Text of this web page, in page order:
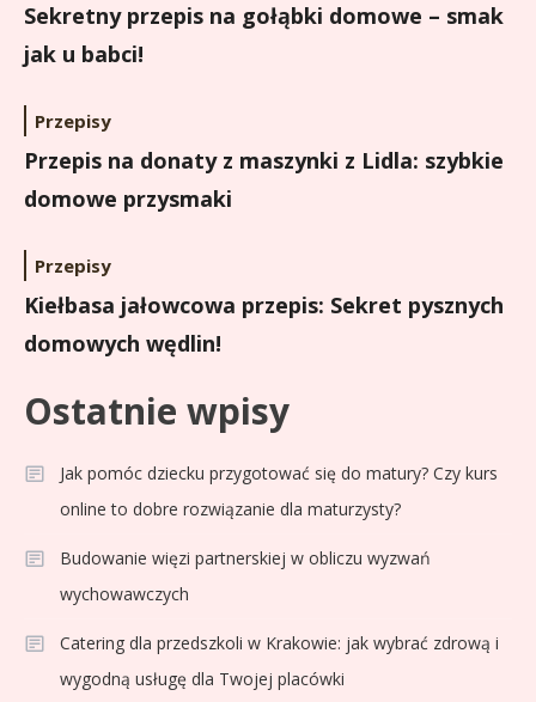
Sekretny przepis na gołąbki domowe – smak
jak u babci!
Przepisy
Przepis na donaty z maszynki z Lidla: szybkie
domowe przysmaki
Przepisy
Kiełbasa jałowcowa przepis: Sekret pysznych
domowych wędlin!
Ostatnie wpisy
Jak pomóc dziecku przygotować się do matury? Czy kurs
online to dobre rozwiązanie dla maturzysty?
Budowanie więzi partnerskiej w obliczu wyzwań
wychowawczych
Catering dla przedszkoli w Krakowie: jak wybrać zdrową i
wygodną usługę dla Twojej placówki